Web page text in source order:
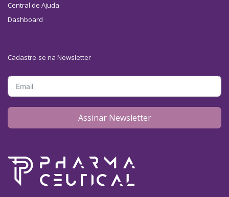
Central de Ajuda
Dashboard
Cadastre-se na Newsletter
Assinar Newsletter